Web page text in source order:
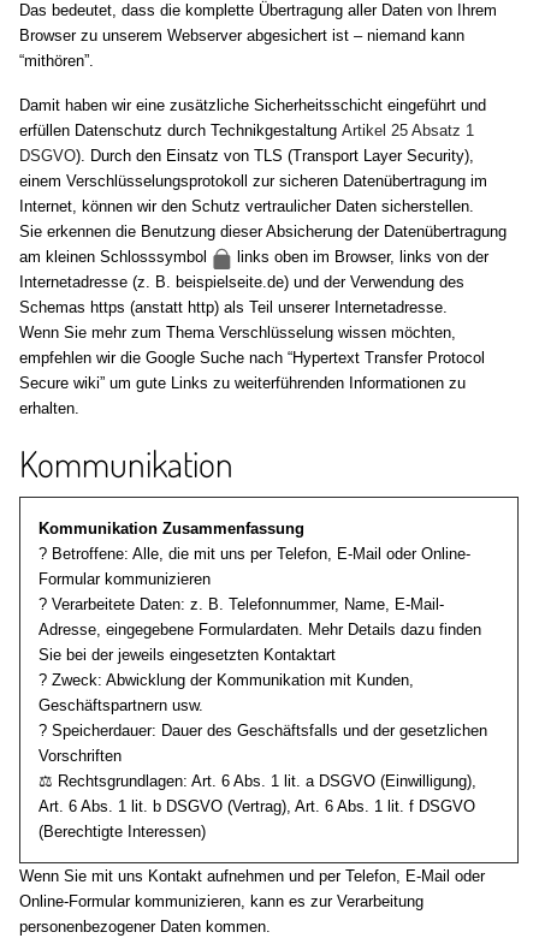
Das bedeutet, dass die komplette Übertragung aller Daten von Ihrem
Browser zu unserem Webserver abgesichert ist – niemand kann
“mithören”.
Damit haben wir eine zusätzliche Sicherheitsschicht eingeführt und
erfüllen Datenschutz durch TechnikgestaltungArtikel 25 Absatz 1
DSGVO). Durch den Einsatz von TLS (Transport Layer Security),
einem Verschlüsselungsprotokoll zur sicheren Datenübertragung im
Internet, können wir den Schutz vertraulicher Daten sicherstellen.
Sie erkennen die Benutzung dieser Absicherung der Datenübertragung
am kleinen Schlosssymbol
links oben im Browser, links von der
Internetadresse (z. B. beispielseite.de) und der Verwendung des
Schemas https (anstatt http) als Teil unserer Internetadresse.
Wenn Sie mehr zum Thema Verschlüsselung wissen möchten,
empfehlen wir die Google Suche nach “Hypertext Transfer Protocol
Secure wiki” um gute Links zu weiterführenden Informationen zu
erhalten.
Kommunikation
Kommunikation Zusammenfassung
? Betroffene: Alle, die mit uns per Telefon, E-Mail oder Online-
Formular kommunizieren
? Verarbeitete Daten: z. B. Telefonnummer, Name, E-Mail-
Adresse, eingegebene Formulardaten. Mehr Details dazu finden
Sie bei der jeweils eingesetzten Kontaktart
? Zweck: Abwicklung der Kommunikation mit Kunden,
Geschäftspartnern usw.
? Speicherdauer: Dauer des Geschäftsfalls und der gesetzlichen
Vorschriften
⚖️ Rechtsgrundlagen: Art. 6 Abs. 1 lit. a DSGVO (Einwilligung),
Art. 6 Abs. 1 lit. b DSGVO (Vertrag), Art. 6 Abs. 1 lit. f DSGVO
(Berechtigte Interessen)
Wenn Sie mit uns Kontakt aufnehmen und per Telefon, E-Mail oder
Online-Formular kommunizieren, kann es zur Verarbeitung
personenbezogener Daten kommen.